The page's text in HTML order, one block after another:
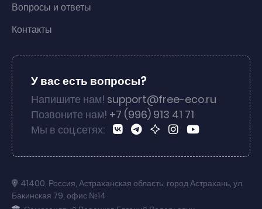
Вопросы и ответы
Контакты
У вас есть вопросы?
Напишите нам! support@free-eco.ru
Позвоните нам! +7 (996) 913 41 71
Мы в соц.сетях:
41400, Россия, Астраханская область, город Астрахань, ул.
Бакинская 79, офис №14